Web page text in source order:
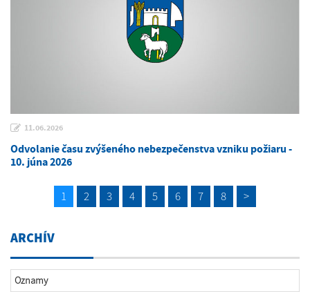
11.06.2026
Odvolanie času zvýšeného nebezpečenstva vzniku požiaru -
10. júna 2026
1 2 3 4 5 6 7 8 >
ARCHÍV
Oznamy